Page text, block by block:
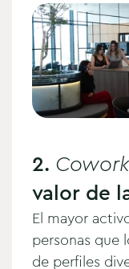
2.
valor de
El mayor
personas que
de perfiles